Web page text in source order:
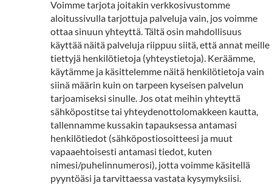
Voimme tarjota joitakin verkkosivustomme
aloitussivulla tarjottuja palveluja vain, jos voimme
ottaa sinuun yhteyttä. Tältä osin mahdollisuus
käyttää näitä palveluja riippuu siitä, että annat meille
tiettyjä henkilötietoja (yhteystietoja). Keräämme,
käytämme ja käsittelemme näitä henkilötietoja vain
siinä määrin kuin on tarpeen kyseisen palvelun
tarjoamiseksi sinulle. Jos otat meihin yhteyttä
sähköpostitse tai yhteydenottolomakkeen kautta,
tallennamme kussakin tapauksessa antamasi
henkilötiedot (sähköpostiosoitteesi ja muut
vapaaehtoisesti antamasi tiedot, kuten
nimesi/puhelinnumerosi), jotta voimme käsitellä
pyyntöäsi ja tarvittaessa vastata kysymyksiisi.